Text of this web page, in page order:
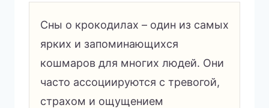
Сны о крокодилах – один из самых
ярких и запоминающихся
кошмаров для многих людей. Они
часто ассоциируются с тревогой,
страхом и ощущением